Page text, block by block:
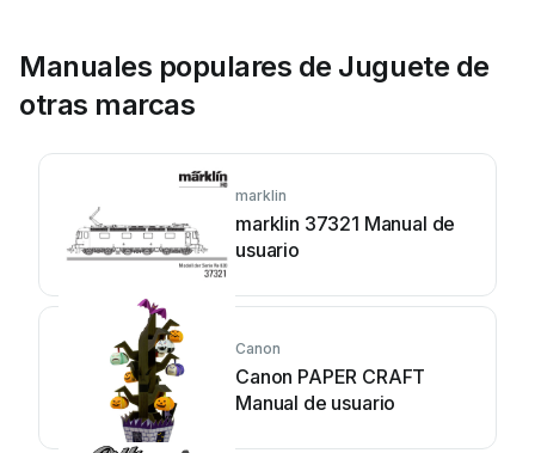
Manuales populares de Juguete de
otras marcas
marklin
marklin 37321 Manual de
usuario
Canon
Canon PAPER CRAFT
Manual de usuario